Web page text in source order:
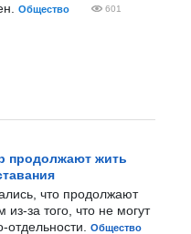
Общество 601
продолжают жить
что продолжают
за того, что не могут
отдельности.
Общество